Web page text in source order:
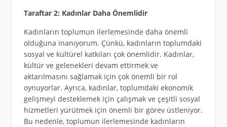
Taraftar 2: Kadınlar Daha Önemlidir
Kadınların toplumun ilerlemesinde daha önemli
olduğuna inanıyorum. Çünkü, kadınların toplumdaki
sosyal ve kültürel katkıları çok önemlidir. Kadınlar,
kültür ve gelenekleri devam ettirmek ve
aktarılmasını sağlamak için çok önemli bir rol
oynuyorlar. Ayrıca, kadınlar, toplumdaki ekonomik
gelişmeyi desteklemek için çalışmak ve çeşitli sosyal
hizmetleri yürütmek için önemli bir görev üstleniyor.
Bu nedenle, toplumun ilerlemesinde kadınların